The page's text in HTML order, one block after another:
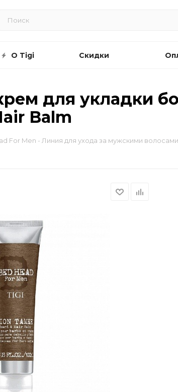
О Tigi Скидки
для укладки
Balm
For Men - Линия для ухода за мужскими волосами